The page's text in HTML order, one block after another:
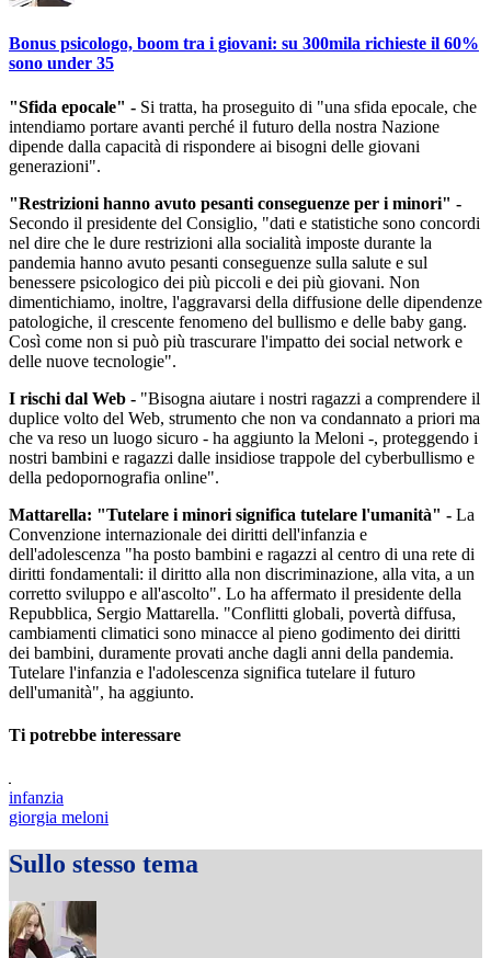
Bonus psicologo, boom tra i giovani: su 300mila richieste il 60%
sono under 35
"Sfida epocale" - Si tratta, ha proseguito di "una sfida epocale, che
intendiamo portare avanti perché il futuro della nostra Nazione
dipende dalla capacità di rispondere ai bisogni delle giovani
generazioni".
"Restrizioni hanno avuto pesanti conseguenze per i minori" -
Secondo il presidente del Consiglio, "dati e statistiche sono concordi
nel dire che le dure restrizioni alla socialità imposte durante la
pandemia hanno avuto pesanti conseguenze sulla salute e sul
benessere psicologico dei più piccoli e dei più giovani. Non
dimentichiamo, inoltre, l'aggravarsi della diffusione delle dipendenze
patologiche, il crescente fenomeno del bullismo e delle baby gang.
Così come non si può più trascurare l'impatto dei social network e
delle nuove tecnologie".
I rischi dal Web - "Bisogna aiutare i nostri ragazzi a comprendere il
duplice volto del Web, strumento che non va condannato a priori ma
che va reso un luogo sicuro - ha aggiunto la Meloni -, proteggendo i
nostri bambini e ragazzi dalle insidiose trappole del cyberbullismo e
della pedopornografia online".
Mattarella: "Tutelare i minori significa tutelare l'umanità" - La
Convenzione internazionale dei diritti dell'infanzia e
dell'adolescenza "ha posto bambini e ragazzi al centro di una rete di
diritti fondamentali: il diritto alla non discriminazione, alla vita, a un
corretto sviluppo e all'ascolto". Lo ha affermato il presidente della
Repubblica, Sergio Mattarella. "Conflitti globali, povertà diffusa,
cambiamenti climatici sono minacce al pieno godimento dei diritti
dei bambini, duramente provati anche dagli anni della pandemia.
Tutelare l'infanzia e l'adolescenza significa tutelare il futuro
dell'umanità", ha aggiunto.
Ti potrebbe interessare
infanzia
giorgia meloni
Sullo stesso tema